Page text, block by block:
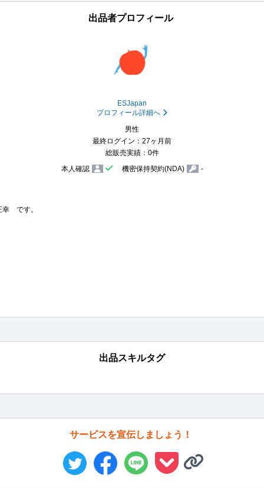
出品者プロフィール
ESJapan
プロフィール詳細へ
男性
最終ログイン：27ヶ月前
総販売実績：0件
本人確認
機密保持契約(NDA) -
　です。
出品スキルタグ
サービスを宣伝しましょう！